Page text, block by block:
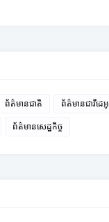
ព័ត៌មានជាតិ ព័ត៌មានជាវីដេអូ
ព័ត៌មានសេដ្ឋកិច្ច